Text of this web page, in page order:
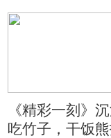
儿
《精彩一刻》
吃竹子，干饭